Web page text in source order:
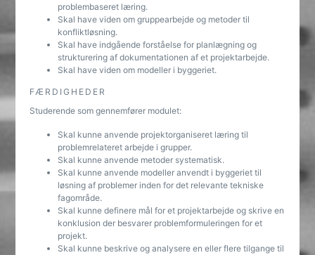
problembaseret læring.
Skal have viden om gruppearbejde og metoder til
konfliktløsning.
Skal have indgående forståelse for planlægning og
strukturering af dokumentationen af et projektarbejde.
Skal have viden om modeller i byggeriet.
FÆRDIGHEDER
Studerende som gennemfører modulet:
Skal kunne anvende projektorganiseret læring til
problemrelateret arbejde i grupper.
Skal kunne anvende metoder systematisk.
Skal kunne anvende modeller anvendt i byggeriet til
løsning af problemer inden for det relevante tekniske
fagområde.
Skal kunne definere mål for et projektarbejde og skrive en
konklusion der besvarer problemformuleringen for et
projekt.
Skal kunne beskrive og analysere en eller flere tilgange til